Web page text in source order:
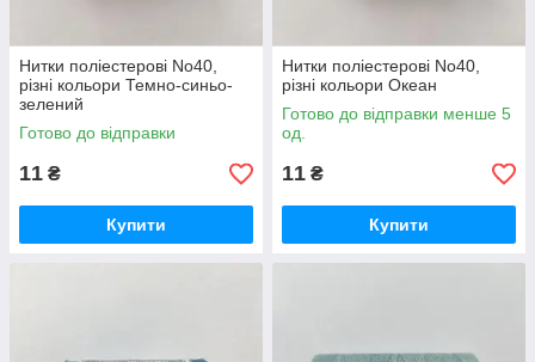
Нитки поліестерові No40,
різні кольори Темно-синьо-
зелений
Готово до відправки
11 ₴
Купити
Нитки поліестерові No40,
різні кольори Океан
Готово до відправки менше 5
од.
11 ₴
Купити